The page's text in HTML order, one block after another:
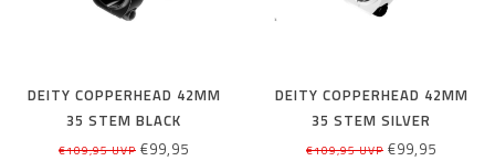
DEITY COPPERHEAD 42MM
35 STEM BLACK
€109,95 UVP €99,95
DEITY COPPERHEAD 42MM
35 STEM SILVER
€109,95 UVP €99,95